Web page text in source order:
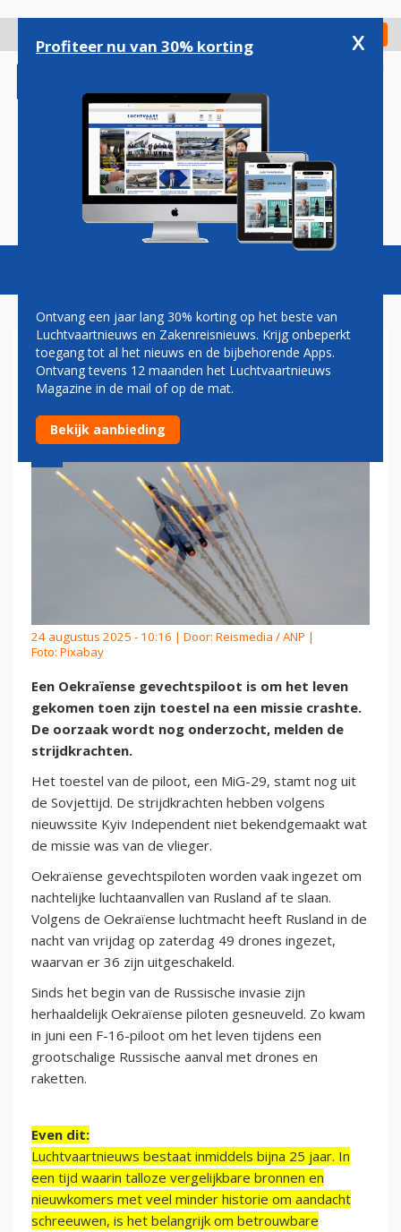
gaan
Check in
Magazine Podcasts Vacatures
OEKRAÏENSE MIG CRASHT,
PILOOT OMGEKOMEN
24 augustus 2025 - 10:16 | Door: Reismedia / ANP |
Foto: Pixabay
Een Oekraïense gevechtspiloot is om het leven
gekomen toen zijn toestel na een missie crashte.
De oorzaak wordt nog onderzocht, melden de
strijdkrachten.
Het toestel van de piloot, een MiG-29, stamt nog uit
de Sovjettijd. De strijdkrachten hebben volgens
nieuwssite Kyiv Independent niet bekendgemaakt wat
de missie was van de vlieger.
Oekraïense gevechtspiloten worden vaak ingezet om
nachtelijke luchtaanvallen van Rusland af te slaan.
Volgens de Oekraïense luchtmacht heeft Rusland in de
nacht van vrijdag op zaterdag 49 drones ingezet,
waarvan er 36 zijn uitgeschakeld.
Sinds het begin van de Russische invasie zijn
herhaaldelijk Oekraïense piloten gesneuveld. Zo kwam
in juni een F-16-piloot om het leven tijdens een
grootschalige Russische aanval met drones en
raketten.
Even dit:
Luchtvaartnieuws bestaat inmiddels bijna 25 jaar. In
een tijd waarin talloze vergelijkbare bronnen en
nieuwkomers met veel minder historie om aandacht
schreeuwen, is het belangrijk om betrouwbare
Profiteer nu van 30% korting x
Ontvang een jaar lang 30% korting op het beste van
Luchtvaartnieuws en Zakenreisnieuws. Krijg onbeperkt
toegang tot al het nieuws en de bijbehorende Apps.
Ontvang tevens 12 maanden het Luchtvaartnieuws
Magazine in de mail of op de mat.
Bekijk aanbieding